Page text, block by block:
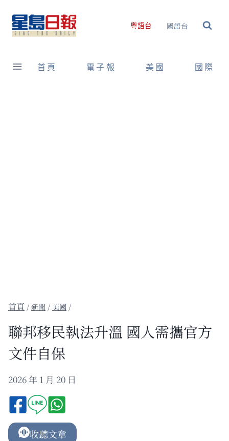
content
粵語台 國語台
首頁 電子報 美國 國際
/新聞 / 美國 /
聯邦移民執法升溫 國人需攜官方
文件自保
2026 年 1 月 20 日
收聽文章